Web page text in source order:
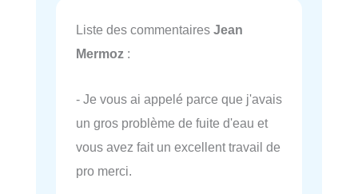
Liste des commentaires Jean
Mermoz :
- Je vous ai appelé parce que j'avais
un gros problème de fuite d'eau et
vous avez fait un excellent travail de
pro merci.